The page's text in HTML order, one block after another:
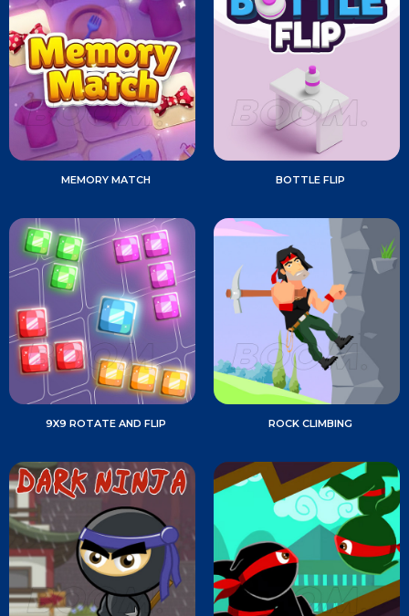
MEMORY MATCH BOTTLE FLIP
9X9 ROTATE AND FLIP ROCK CLIMBING